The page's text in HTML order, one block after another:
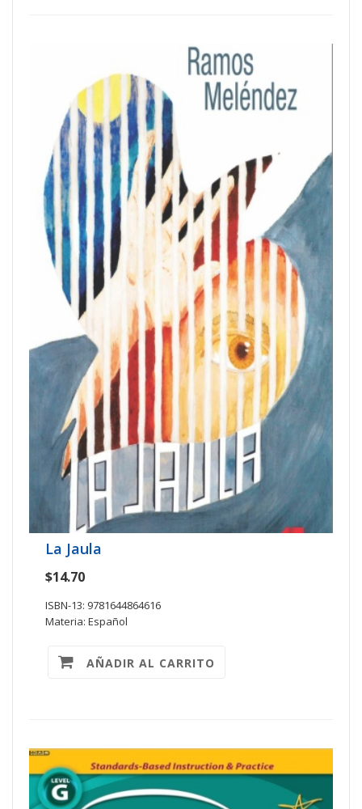
La Jaula
$14.70
ISBN-13: 9781644864616
Materia: Español
AÑADIR AL CARRITO